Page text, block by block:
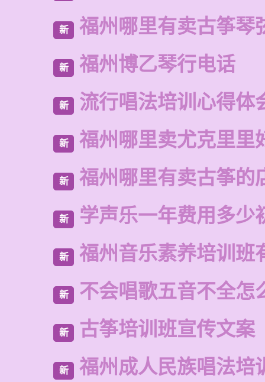
新 福州哪里有卖古筝琴
新 福州博乙琴行电话
新 流行唱法培训心得体
新 福州哪里卖尤克里里
新 福州哪里有卖古筝的
新 学声乐一年费用多少
新 福州音乐素养培训班
新 不会唱歌五音不全怎
新 古筝培训班宣传文案
新 福州成人民族唱法培